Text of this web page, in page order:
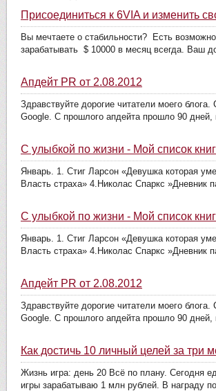
Присоединиться к 6VIA и изменить
Вы мечтаете о стабильности? Есть
зарабатывать $ 10000 в месяц всегда. Ваш
Апдейт PR от 2.08.2012
Здравствуйте дорогие читатели моего
Google. С прошлого апдейта прошло 90 дней,
С улыбкой по жизни - Мой список
Январь. 1. Стиг Ларсон «Девушка которая
Власть страха» 4.Николас Спаркс »Дневник
С улыбкой по жизни - Мой список
Январь. 1. Стиг Ларсон «Девушка которая
Власть страха» 4.Николас Спаркс »Дневник
Апдейт PR от 2.08.2012
Здравствуйте дорогие читатели моего
Google. С прошлого апдейта прошло 90 дней,
Как достичь 10 личный целей за три
Жизнь игра: день 20 Всё по плану. Сегодня
игры зарабатываю 1 млн рублей. В награду